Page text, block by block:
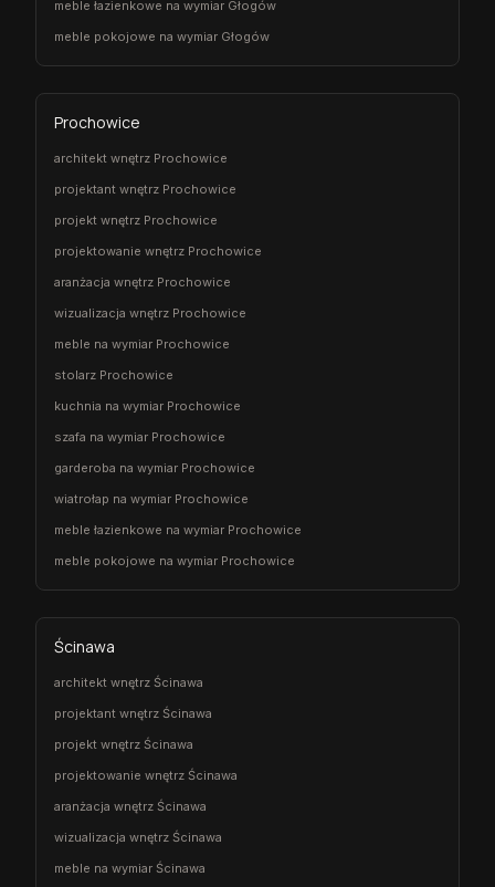
meble łazienkowe na wymiar Głogów
meble pokojowe na wymiar Głogów
Prochowice
architekt wnętrz Prochowice
projektant wnętrz Prochowice
projekt wnętrz Prochowice
projektowanie wnętrz Prochowice
aranżacja wnętrz Prochowice
wizualizacja wnętrz Prochowice
meble na wymiar Prochowice
stolarz Prochowice
kuchnia na wymiar Prochowice
szafa na wymiar Prochowice
garderoba na wymiar Prochowice
wiatrołap na wymiar Prochowice
meble łazienkowe na wymiar Prochowice
meble pokojowe na wymiar Prochowice
Ścinawa
architekt wnętrz Ścinawa
projektant wnętrz Ścinawa
projekt wnętrz Ścinawa
projektowanie wnętrz Ścinawa
aranżacja wnętrz Ścinawa
wizualizacja wnętrz Ścinawa
meble na wymiar Ścinawa